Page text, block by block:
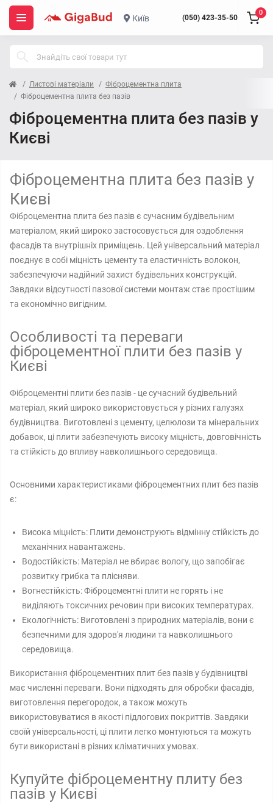
Київ (050) 423-35-50
0
Листові матеріали
Фіброцементна плита
Фіброцементна плита без пазів
Фіброцементна плита без пазів у
Києві
Фіброцементна плита без пазів у
Києві
Фіброцементна плита без пазів є сучасним будівельним
матеріалом, який широко застосовується для оздоблення
фасадів та внутрішніх приміщень. Цей універсальний матеріал
поєднує в собі міцність цементу та еластичність волокон,
забезпечуючи надійний захист будівельних конструкцій.
Завдяки відсутності пазової системи монтаж стає простішим
та економічно вигідним.
Особливості та переваги
фіброцементної плити без пазів у
Києві
Фіброцементні плити без пазів - це сучасний будівельний
матеріал, який широко використовується у різних галузях
будівництва. Виготовлені з цементу, целюлози та мінеральних
добавок, ці плити забезпечують високу міцність, довговічність
та стійкість до впливу навколишнього середовища.
Основними характеристиками фіброцементних плит без пазів
є:
Висока міцність: Плити демонструють відмінну стійкість до
механічних навантажень.
Водостійкість: Матеріал не вбирає вологу, що запобігає
розвитку грибка та плісняви.
Вогнестійкість: Фіброцементні плити не горять і не
виділяють токсичних речовин при високих температурах.
Екологічність: Виготовлені з природних матеріалів, вони є
безпечними для здоров'я людини та навколишнього
середовища.
Використання фіброцементних плит без пазів у будівництві
має численні переваги. Вони підходять для обробки фасадів,
виготовлення перегородок, а також можуть
використовуватися в якості підлогових покриттів. Завдяки
своїй універсальності, ці плити легко монтуються та можуть
бути використані в різних кліматичних умовах.
Купуйте фіброцементну плиту без
пазів у Києві